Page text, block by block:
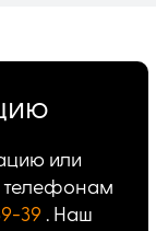
или
телефонам
39 . Наш